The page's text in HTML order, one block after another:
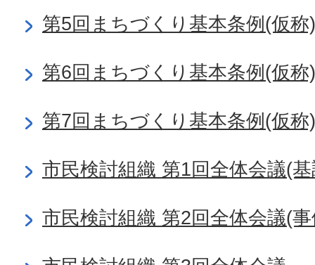
第5回まちづくり基本条例(仮称
第6回まちづくり基本条例(仮称
第7回まちづくり基本条例(仮称
市民検討組織 第1回全体会議(
市民検討組織 第2回全体会議(